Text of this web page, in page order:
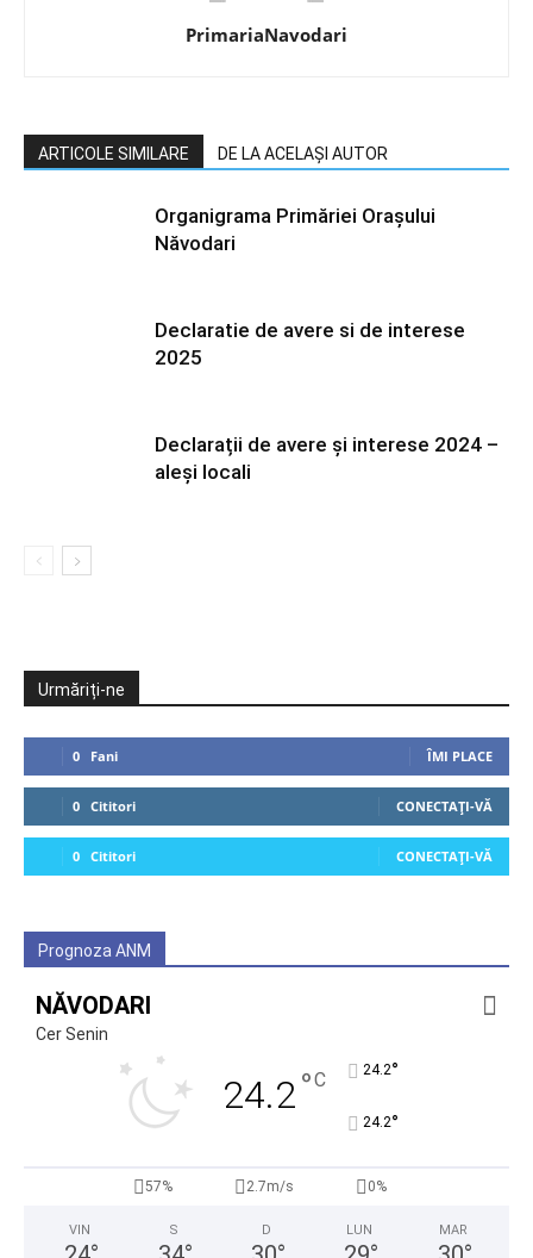
PrimariaNavodari
ARTICOLE SIMILARE DE LA ACELAȘI AUTOR
Organigrama Primăriei Orașului
Năvodari
Declaratie de avere si de interese
2025
Declarații de avere și interese 2024 –
aleși locali
Urmăriți-ne
0 Fani ÎMI PLACE
0 Cititori CONECTAȚI-VĂ
0 Cititori CONECTAȚI-VĂ
Prognoza ANM
NĂVODARI
Cer Senin
24.2°C 24.2°
24.2°
57% 2.7m/s 0%
VIN S D LUN MAR